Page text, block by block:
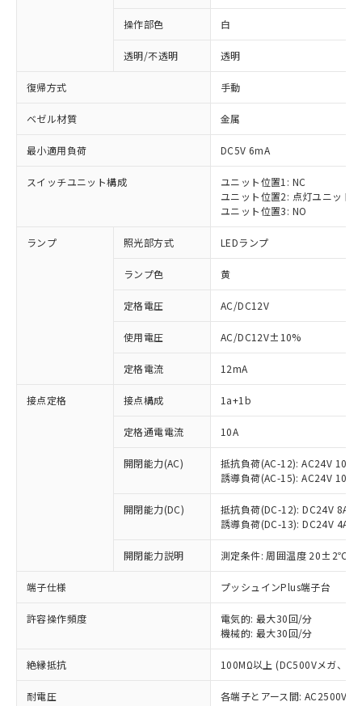
操作部色 白
透明/不透明 透明
復帰方式 手動
ベゼル材質 金属
最小適用負荷 DC5V 6mA
スイッチユニット構成
ユニット位置1: NC
ユニット位置2: 点灯ユニット
ユニット位置3: NO
ランプ 照光部方式 LEDランプ
ランプ色 黄
定格電圧 AC/DC12V
使用電圧 AC/DC12V±10%
定格電流 12mA
接点定格 接点構成 1a+1b
定格通電電流 10A
開閉能力(AC)
抵抗負荷(AC-12): AC24V 10A/
誘導負荷(AC-15): AC24V
開閉能力(DC)
抵抗負荷(DC-12): DC24V 8A/
誘導負荷(DC-13): DC24V 4A/
開閉能力説明 測定条件: 周囲温度 20±2℃、
端子仕様 プッシュインPlus端子台
許容操作頻度
電気的: 最大30回/分
機械的: 最大30回/分
絶縁抵抗 100MΩ以上 (DC500Vメガ、点
耐電圧
各端子とアース間: AC2500V
ご利用条件
以下の条件をお読みいただき、同意のうえ
ご利用ください。
本サービスは、当社制御機器事業取扱
商品の当社在庫状況および標準価格
(税抜)を提供させていただくもので
当社制御機器事業取扱商品の中には、
本サービスの対象外となる商品もある
対応済み：EU RoHS指令（10物質）の
非含有に対応した製品が提供可能な商品で
対応予定：EU RoHS指令（10物質）の非含
有に対応した製品に切り替える予定のある
対応予定なし：EU RoHS指令（10物質）の
非含有に非対応の商品で、対応品を出す予
定はありません。
調査・確認中：EU RoHS指令（10物質）の
非含有の対応状況を調査中または確認中の
害物質有無と関係のない商品です。
仕入先様の事情により、非含有部品として
※1 中国RoHS○×表
「○」：最大均質材料含有率が中国RoHSの
基準値以下であることを示します。